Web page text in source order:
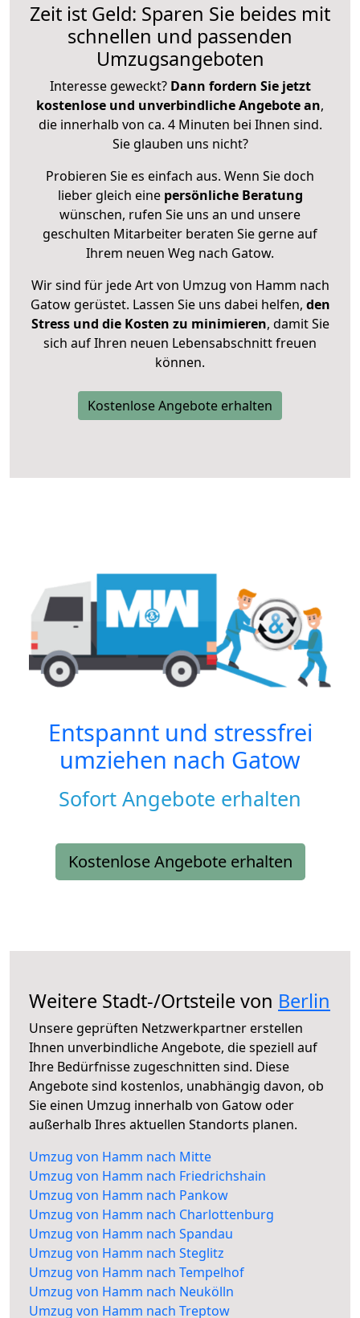
Zeit ist Geld: Sparen Sie beides mit
schnellen und passenden
Umzugsangeboten
Interesse geweckt? Dann fordern Sie jetzt
kostenlose und unverbindliche Angebote an,
die innerhalb von ca. 4 Minuten bei Ihnen sind.
Sie glauben uns nicht?
Probieren Sie es einfach aus. Wenn Sie doch
lieber gleich eine persönliche Beratung
wünschen, rufen Sie uns an und unsere
geschulten Mitarbeiter beraten Sie gerne auf
Ihrem neuen Weg nach Gatow.
Wir sind für jede Art von Umzug von Hamm nach
Gatow gerüstet. Lassen Sie uns dabei helfen, den
Stress und die Kosten zu minimieren, damit Sie
sich auf Ihren neuen Lebensabschnitt freuen
können.
Kostenlose Angebote erhalten
Entspannt und stressfrei
umziehen nach Gatow
Sofort Angebote erhalten
Kostenlose Angebote erhalten
Weitere Stadt-/Ortsteile von Berlin
Unsere geprüften Netzwerkpartner erstellen
Ihnen unverbindliche Angebote, die speziell auf
Ihre Bedürfnisse zugeschnitten sind. Diese
Angebote sind kostenlos, unabhängig davon, ob
Sie einen Umzug innerhalb von Gatow oder
außerhalb Ihres aktuellen Standorts planen.
Umzug von Hamm nach Mitte
Umzug von Hamm nach Friedrichshain
Umzug von Hamm nach Pankow
Umzug von Hamm nach Charlottenburg
Umzug von Hamm nach Spandau
Umzug von Hamm nach Steglitz
Umzug von Hamm nach Tempelhof
Umzug von Hamm nach Neukölln
Umzug von Hamm nach Treptow